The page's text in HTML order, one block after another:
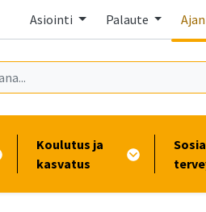
Asiointi Palaute
Koulutus ja
kasvatus